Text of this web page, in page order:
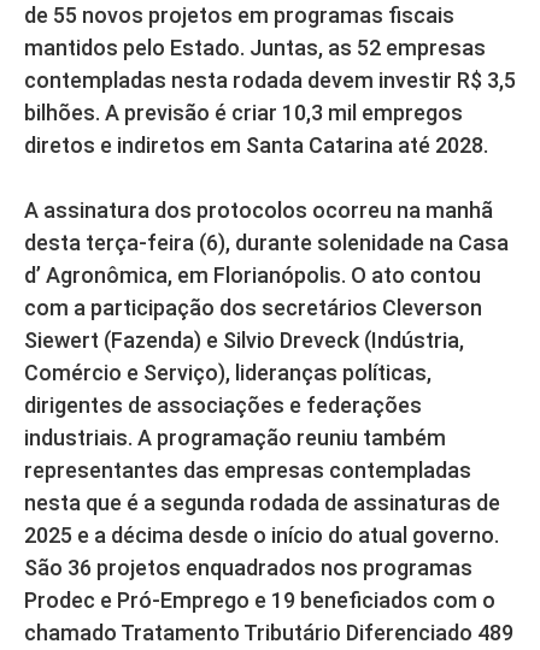
de 55 novos projetos em programas fiscais
mantidos pelo Estado. Juntas, as 52 empresas
contempladas nesta rodada devem investir R$ 3,5
bilhões. A previsão é criar 10,3 mil empregos
diretos e indiretos em Santa Catarina até 2028.
A assinatura dos protocolos ocorreu na manhã
desta terça-feira (6), durante solenidade na Casa
d’ Agronômica, em Florianópolis. O ato contou
com a participação dos secretários Cleverson
Siewert (Fazenda) e Silvio Dreveck (Indústria,
Comércio e Serviço), lideranças políticas,
dirigentes de associações e federações
industriais. A programação reuniu também
representantes das empresas contempladas
nesta que é a segunda rodada de assinaturas de
2025 e a décima desde o início do atual governo.
São 36 projetos enquadrados nos programas
Prodec e Pró-Emprego e 19 beneficiados com o
chamado Tratamento Tributário Diferenciado 489